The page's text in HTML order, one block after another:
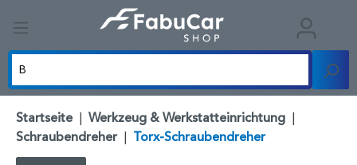
Startseite | Werkzeug & Werkstatteinrichtung |
Schraubendreher | Torx-Schraubendreher